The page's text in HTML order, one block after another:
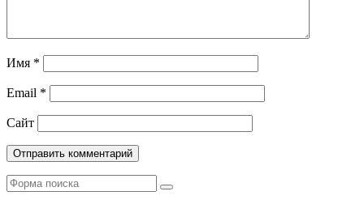
Имя *
Email *
Сайт
Поиск